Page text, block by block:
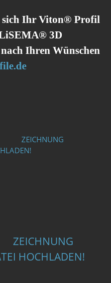
sich Ihr Viton® Profil
3D
Ihren Wünschen
ZEICHNUNG
ZEICHNUNG
HOCHLADEN!